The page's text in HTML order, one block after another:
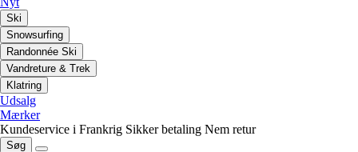
Ski
Snowsurfing
Randonnée Ski
Vandreture & Trek
Klatring
Udsalg
Mærker
Kundeservice i Frankrig Sikker betaling Nem retur
Søg